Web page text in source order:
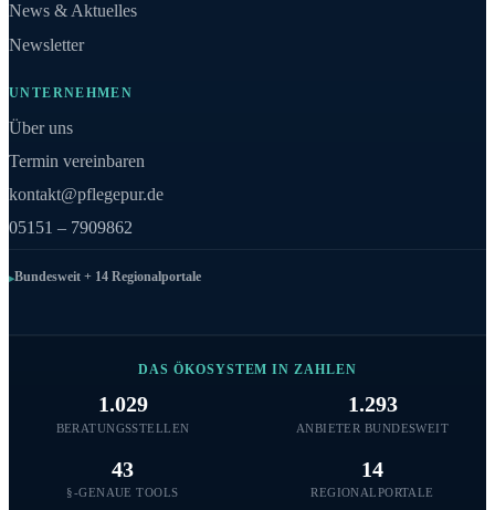
News & Aktuelles
Newsletter
UNTERNEHMEN
Über uns
Termin vereinbaren
kontakt@pflegepur.de
05151 – 7909862
Bundesweit + 14 Regionalportale
DAS ÖKOSYSTEM IN ZAHLEN
1.029
BERATUNGSSTELLEN
1.293
ANBIETER BUNDESWEIT
43
§-GENAUE TOOLS
14
REGIONALPORTALE